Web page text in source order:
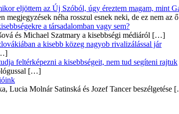
eljöttem az Új Szóból, úgy éreztem magam, mint
megjegyzések néha rosszul esnek neki, de ez nem az
a társadalomban vagy sem?
és Michael Szatmary a kisebbségi médiáról […]
a kisebb közeg nagyob rivalizálással jár
feltérképezni a kisebbségeit, nem tud segíteni rajtuk
[…]
Lucia Molnár Satinská és Jozef Tancer beszélgetése